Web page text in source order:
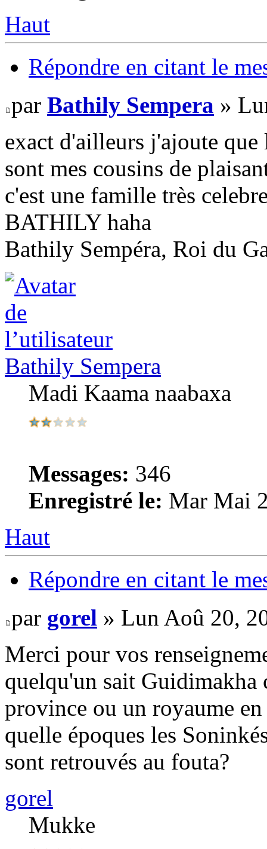
Haut
Répondre en citant le
par Bathily Sempera »
exact d'ailleurs j'ajoute que
sont mes cousins de
c'est une famille très
BATHILY haha
Bathily Sempéra, Roi du
Bathily Sempera
Madi Kaama naabaxa
Messages: 346
Enregistré le: Mar Mai
Haut
Répondre en citant le
par gorel » Lun Aoû 20,
Merci pour vos
quelqu'un sait Guidimakha
province ou un royaume
quelle époques les
sont retrouvés au fouta?
gorel
Mukke